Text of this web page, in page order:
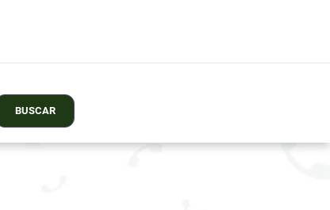
BUSCAR